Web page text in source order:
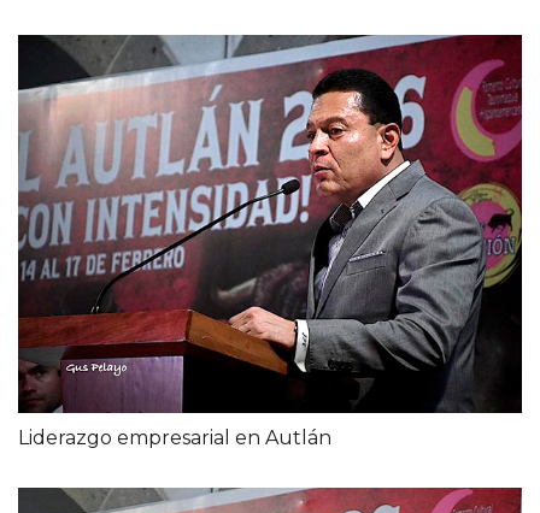
Liderazgo empresarial en Autlán